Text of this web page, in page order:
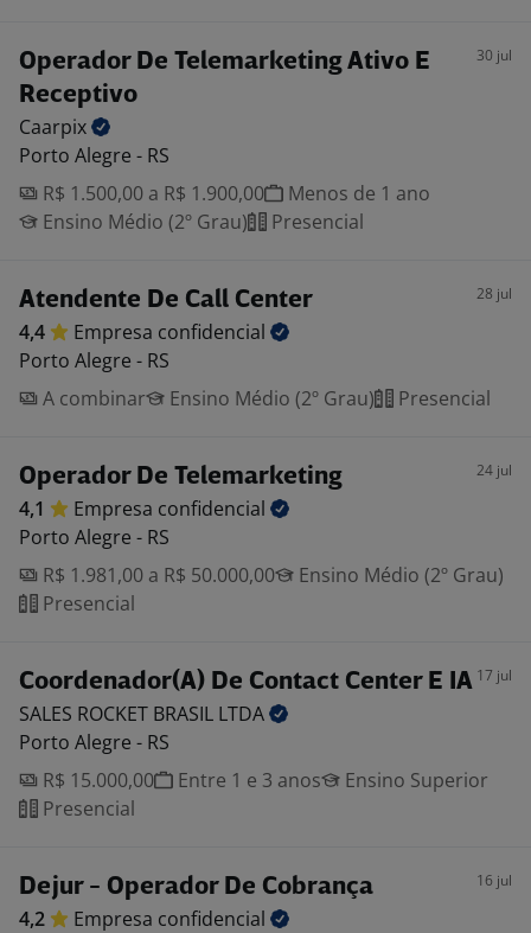
Operador De Telemarketing Ativo E
Receptivo
30 jul
Caarpix
Porto Alegre - RS
R$ 1.500,00 a R$ 1.900,00
Menos de 1 ano
Ensino Médio (2º Grau)
Presencial
Atendente De Call Center 28 jul
4,4 Empresa confidencial
Porto Alegre - RS
A combinar
Ensino Médio (2º Grau) Presencial
Operador De Telemarketing 24 jul
4,1 Empresa confidencial
Porto Alegre - RS
R$ 1.981,00 a R$ 50.000,00
Ensino Médio (2º Grau)
Presencial
Coordenador(A) De Contact Center E IA 17 jul
SALES ROCKET BRASIL LTDA
Porto Alegre - RS
R$ 15.000,00
Entre 1 e 3 anos
Ensino Superior
Presencial
Dejur - Operador De Cobrança 16 jul
4,2 Empresa confidencial